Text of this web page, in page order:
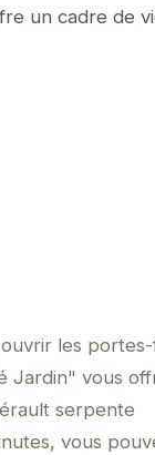
un cadre de
les
Jardin" vous
serpente
vous